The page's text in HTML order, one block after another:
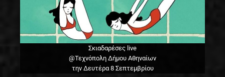
Σκιαδαρέσες live
@Τεχνόπολη Δήμου Αθηναίων
την Δευτέρα 8 Σεπτεμβρίου